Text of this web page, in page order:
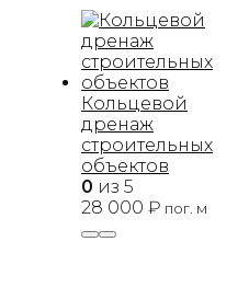
Кольцевой
дренаж
строительных
объектов
0 из 5
28 000 ₽ пог. м